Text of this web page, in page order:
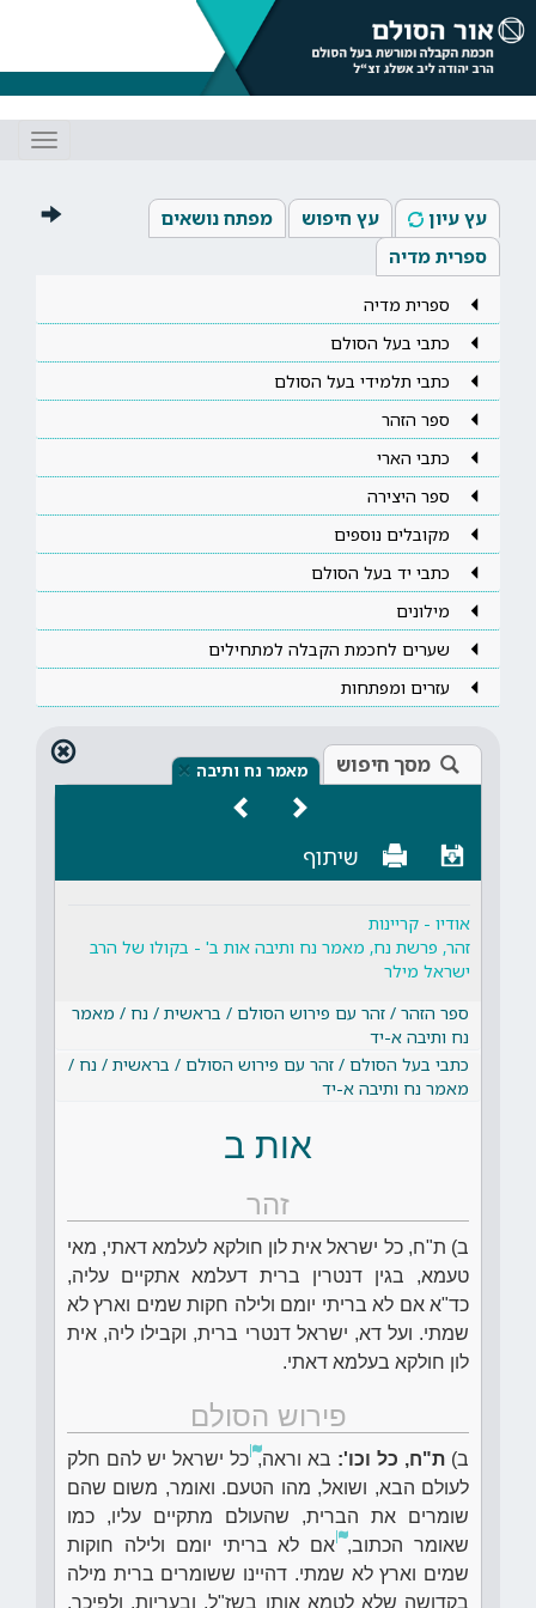
עץ עיון עץ חיפוש
מפתח נושאים
ספרית מדיה
ספרית מדיה
כתבי בעל הסולם
כתבי תלמידי בעל הסולם
ספר הזהר
כתבי הארי
ספר היצירה
מקובלים נוספים
כתבי יד בעל הסולם
מילונים
שערים לחכמת הקבלה למתחילים
עזרים ומפתחות
מסך חיפוש מאמר נח ותיבה ×
שיתוף
אודיו - קריינות
זהר, פרשת נח, מאמר נח ותיבה אות ב' - בקולו של הרב
ישראל מילר
ספר הזהר / זהר עם פירוש הסולם / בראשית / נח / מאמר
נח ותיבה א-יד
כתבי בעל הסולם / זהר עם פירוש הסולם / בראשית / נח /
מאמר נח ותיבה א-יד
אות ב
זהר
ב) ת"ח, כל ישראל אית לון חולקא לעלמא דאתי, מאי
טעמא, בגין דנטרין ברית דעלמא אתקיים עליה,
כד"א אם לא בריתי יומם ולילה חקות שמים וארץ לא
שמתי. ועל דא, ישראל דנטרי ברית, וקבילו ליה, אית
לון חולקא בעלמא דאתי.
פירוש הסולם
ב)ת"ח, כל וכו': בא וראה,כל ישראל יש להם חלק
לעולם הבא, ושואל, מהו הטעם. ואומר, משום שהם
שומרים את הברית, שהעולם מתקיים עליו, כמו
שאומר הכתוב,אם לא בריתי יומם ולילה חוקות
שמים וארץ לא שמתי. דהיינו ששומרים ברית מילה
בקדושה שלא לטמא אותו בשז"ל, ובעריות. ולפיכך,